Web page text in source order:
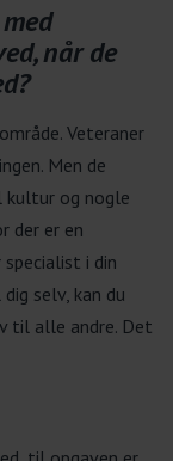
når de
Veteraner
Men de
kultur og nogle
der er en
i din
selv, kan du
til alle andre. Det